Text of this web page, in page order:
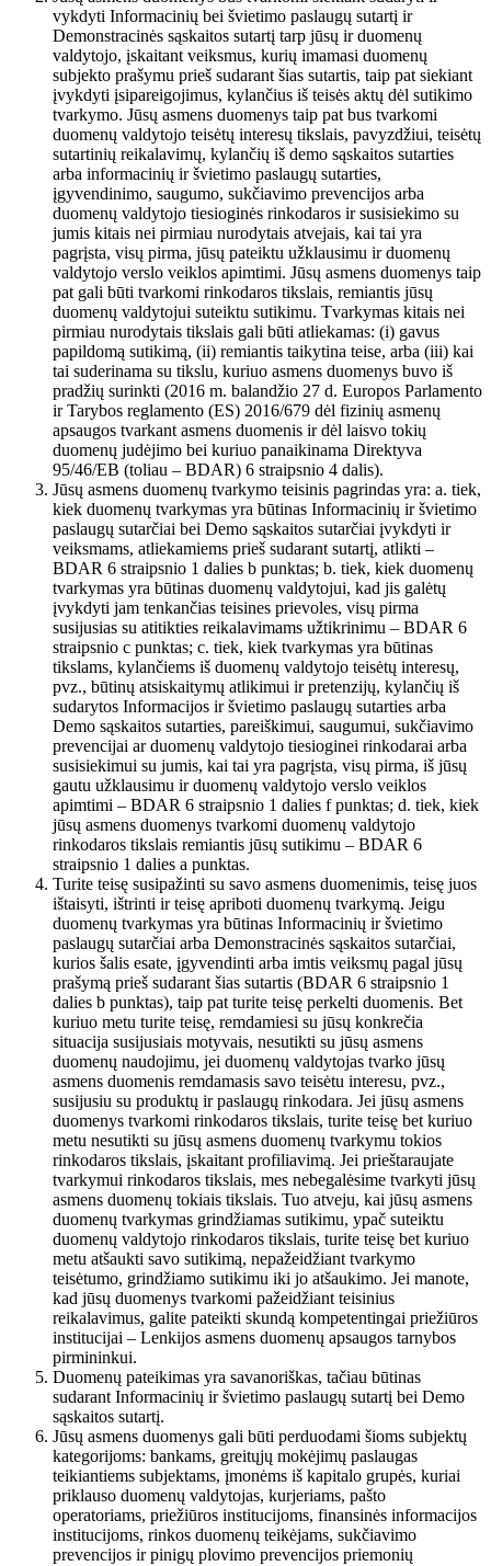
vykdyti Informacinių bei švietimo paslaugų sutartį ir
Demonstracinės sąskaitos sutartį tarp jūsų ir duomenų
valdytojo, įskaitant veiksmus, kurių imamasi duomenų
subjekto prašymu prieš sudarant šias sutartis, taip pat siekiant
įvykdyti įsipareigojimus, kylančius iš teisės aktų dėl sutikimo
tvarkymo. Jūsų asmens duomenys taip pat bus tvarkomi
duomenų valdytojo teisėtų interesų tikslais, pavyzdžiui, teisėtų
sutartinių reikalavimų, kylančių iš demo sąskaitos sutarties
arba informacinių ir švietimo paslaugų sutarties,
įgyvendinimo, saugumo, sukčiavimo prevencijos arba
duomenų valdytojo tiesioginės rinkodaros ir susisiekimo su
jumis kitais nei pirmiau nurodytais atvejais, kai tai yra
pagrįsta, visų pirma, jūsų pateiktu užklausimu ir duomenų
valdytojo verslo veiklos apimtimi. Jūsų asmens duomenys taip
pat gali būti tvarkomi rinkodaros tikslais, remiantis jūsų
duomenų valdytojui suteiktu sutikimu. Tvarkymas kitais nei
pirmiau nurodytais tikslais gali būti atliekamas: (i) gavus
papildomą sutikimą, (ii) remiantis taikytina teise, arba (iii) kai
tai suderinama su tikslu, kuriuo asmens duomenys buvo iš
pradžių surinkti (2016 m. balandžio 27 d. Europos Parlamento
ir Tarybos reglamento (ES) 2016/679 dėl fizinių asmenų
apsaugos tvarkant asmens duomenis ir dėl laisvo tokių
duomenų judėjimo bei kuriuo panaikinama Direktyva
95/46/EB (toliau – BDAR) 6 straipsnio 4 dalis).
Jūsų asmens duomenų tvarkymo teisinis pagrindas yra: a. tiek,
kiek duomenų tvarkymas yra būtinas Informacinių ir švietimo
paslaugų sutarčiai bei Demo sąskaitos sutarčiai įvykdyti ir
veiksmams, atliekamiems prieš sudarant sutartį, atlikti –
BDAR 6 straipsnio 1 dalies b punktas; b. tiek, kiek duomenų
tvarkymas yra būtinas duomenų valdytojui, kad jis galėtų
įvykdyti jam tenkančias teisines prievoles, visų pirma
susijusias su atitikties reikalavimams užtikrinimu – BDAR 6
straipsnio c punktas; c. tiek, kiek tvarkymas yra būtinas
tikslams, kylančiems iš duomenų valdytojo teisėtų interesų,
pvz., būtinų atsiskaitymų atlikimui ir pretenzijų, kylančių iš
sudarytos Informacijos ir švietimo paslaugų sutarties arba
Demo sąskaitos sutarties, pareiškimui, saugumui, sukčiavimo
prevencijai ar duomenų valdytojo tiesioginei rinkodarai arba
susisiekimui su jumis, kai tai yra pagrįsta, visų pirma, iš jūsų
gautu užklausimu ir duomenų valdytojo verslo veiklos
apimtimi – BDAR 6 straipsnio 1 dalies f punktas; d. tiek, kiek
jūsų asmens duomenys tvarkomi duomenų valdytojo
rinkodaros tikslais remiantis jūsų sutikimu – BDAR 6
straipsnio 1 dalies a punktas.
Turite teisę susipažinti su savo asmens duomenimis, teisę juos
ištaisyti, ištrinti ir teisę apriboti duomenų tvarkymą. Jeigu
duomenų tvarkymas yra būtinas Informacinių ir švietimo
paslaugų sutarčiai arba Demonstracinės sąskaitos sutarčiai,
kurios šalis esate, įgyvendinti arba imtis veiksmų pagal jūsų
prašymą prieš sudarant šias sutartis (BDAR 6 straipsnio 1
dalies b punktas), taip pat turite teisę perkelti duomenis. Bet
kuriuo metu turite teisę, remdamiesi su jūsų konkrečia
situacija susijusiais motyvais, nesutikti su jūsų asmens
duomenų naudojimu, jei duomenų valdytojas tvarko jūsų
asmens duomenis remdamasis savo teisėtu interesu, pvz.,
susijusiu su produktų ir paslaugų rinkodara. Jei jūsų asmens
duomenys tvarkomi rinkodaros tikslais, turite teisę bet kuriuo
metu nesutikti su jūsų asmens duomenų tvarkymu tokios
rinkodaros tikslais, įskaitant profiliavimą. Jei prieštaraujate
tvarkymui rinkodaros tikslais, mes nebegalėsime tvarkyti jūsų
asmens duomenų tokiais tikslais. Tuo atveju, kai jūsų asmens
duomenų tvarkymas grindžiamas sutikimu, ypač suteiktu
duomenų valdytojo rinkodaros tikslais, turite teisę bet kuriuo
metu atšaukti savo sutikimą, nepažeidžiant tvarkymo
teisėtumo, grindžiamo sutikimu iki jo atšaukimo. Jei manote,
kad jūsų duomenys tvarkomi pažeidžiant teisinius
reikalavimus, galite pateikti skundą kompetentingai priežiūros
institucijai – Lenkijos asmens duomenų apsaugos tarnybos
pirmininkui.
Duomenų pateikimas yra savanoriškas, tačiau būtinas
sudarant Informacinių ir švietimo paslaugų sutartį bei Demo
sąskaitos sutartį.
Jūsų asmens duomenys gali būti perduodami šioms subjektų
kategorijoms: bankams, greitųjų mokėjimų paslaugas
teikiantiems subjektams, įmonėms iš kapitalo grupės, kuriai
priklauso duomenų valdytojas, kurjeriams, pašto
operatoriams, priežiūros institucijoms, finansinės informacijos
institucijoms, rinkos duomenų teikėjams, sukčiavimo
prevencijos ir pinigų plovimo prevencijos priemonių